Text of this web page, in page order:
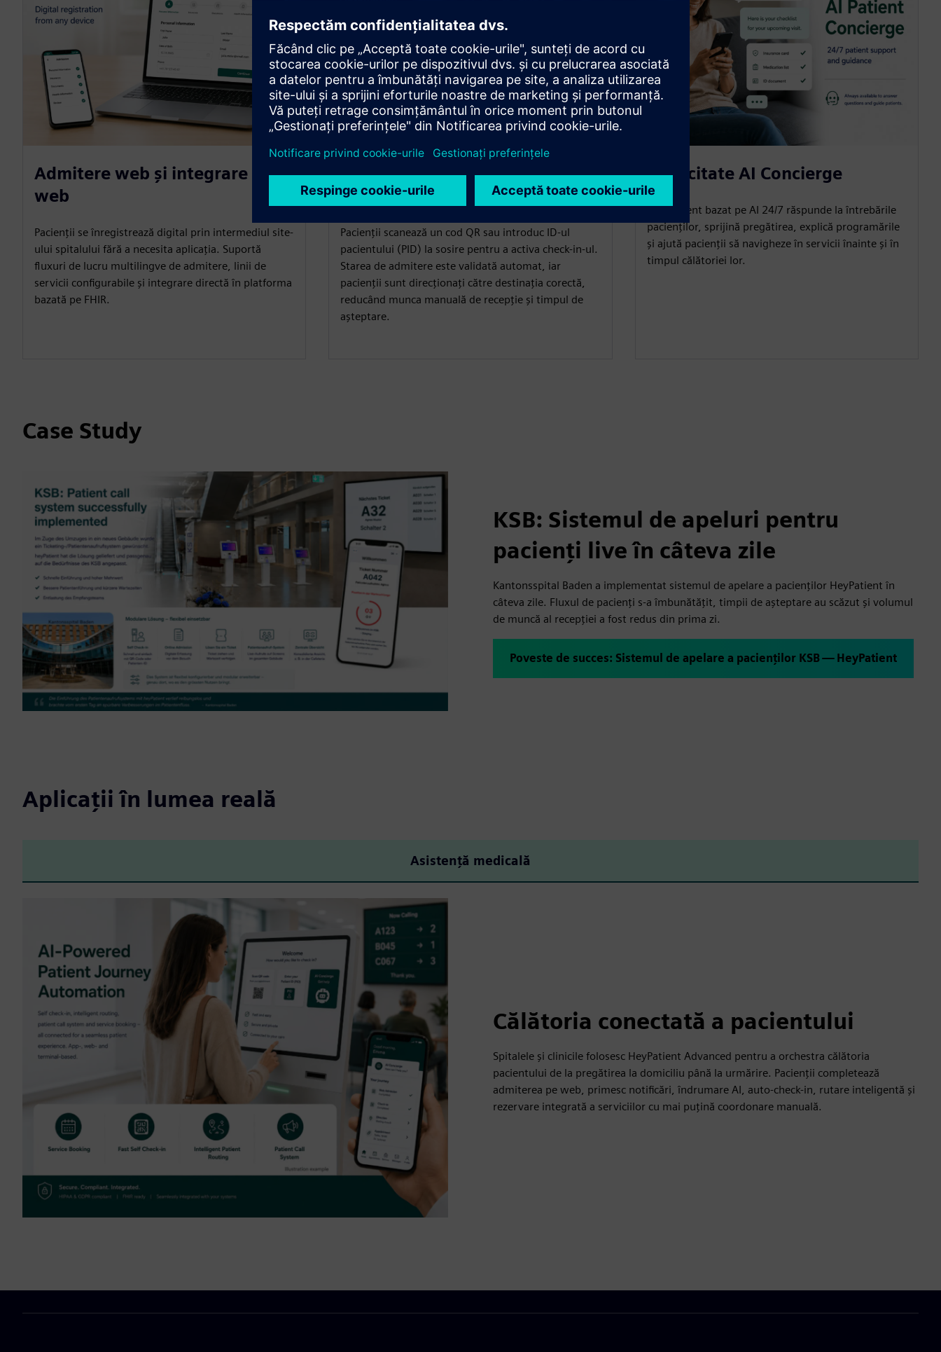
Admitere web și integrare site
web
Pacienții se înregistrează digital prin intermediul site-
ului spitalului fără a necesita aplicația. Suportă
fluxuri de lucru multilingve de admitere, linii de
servicii configurabile și integrare directă în platforma
bazată pe FHIR.
Check-in inteligent și rutare a
pacienților
Pacienții scanează un cod QR sau introduc ID-ul
pacientului (PID) la sosire pentru a activa check-in-ul.
Starea de admitere este validată automat, iar
pacienții sunt direcționați către destinația corectă,
reducând munca manuală de recepție și timpul de
așteptare.
Capacitate AI Concierge
Un asistent bazat pe AI 24/7 răspunde la întrebările
pacienților, sprijină pregătirea, explică programările
și ajută pacienții să navigheze în servicii înainte și în
timpul călătoriei lor.
Case Study
KSB: Sistemul de apeluri pentru
pacienți live în câteva zile
Kantonsspital Baden a implementat sistemul de apelare a pacienților HeyPatient în
câteva zile. Fluxul de pacienți s-a îmbunătățit, timpii de așteptare au scăzut și volumul
de muncă al recepției a fost redus din prima zi.
Poveste de succes: Sistemul de apelare a pacienților KSB — HeyPatient
Aplicații în lumea reală
Asistenţă medicală
Călătoria conectată a pacientului
Spitalele și clinicile folosesc HeyPatient Advanced pentru a orchestra călătoria
pacientului de la pregătirea la domiciliu până la urmărire. Pacienții completează
admiterea pe web, primesc notificări, îndrumare AI, auto-check-in, rutare inteligentă și
rezervare integrată a serviciilor cu mai puțină coordonare manuală.